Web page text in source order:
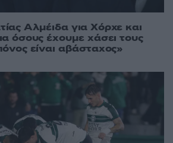
Αλμέιδα για Χόρχε και
όσους έχουμε χάσει τους
είναι αβάσταχος»